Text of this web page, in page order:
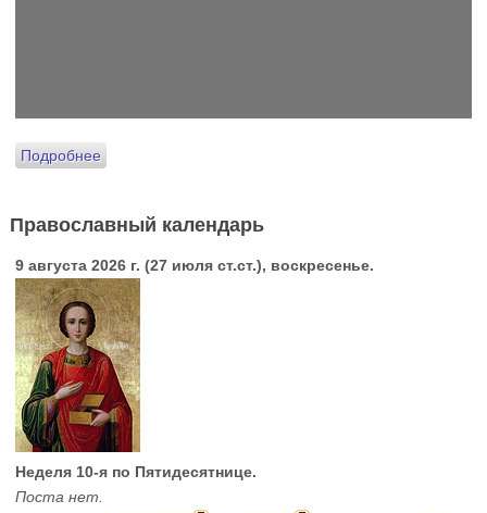
Подробнее
Православный календарь
9 августа 2026 г. (27 июля ст.ст.), воскресенье.
Неделя 10-я по Пятидесятнице.
Поста нет.